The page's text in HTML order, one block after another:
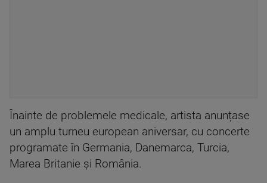
Înainte de problemele medicale, artista anunțase
un amplu turneu european aniversar, cu concerte
programate în Germania, Danemarca, Turcia,
Marea Britanie și România.